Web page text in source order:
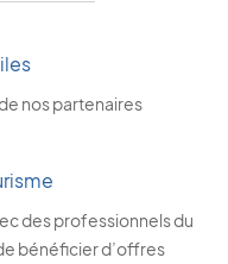
nos partenaires
des professionnels du
bénéficier d’offres